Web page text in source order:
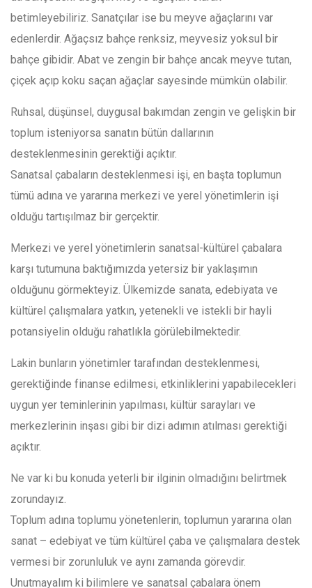
betimleyebiliriz. Sanatçılar ise bu meyve ağaçlarını var
edenlerdir. Ağaçsız bahçe renksiz, meyvesiz yoksul bir
bahçe gibidir. Abat ve zengin bir bahçe ancak meyve tutan,
çiçek açıp koku saçan ağaçlar sayesinde mümkün olabilir.
Ruhsal, düşünsel, duygusal bakımdan zengin ve gelişkin bir
toplum isteniyorsa sanatın bütün dallarının
desteklenmesinin gerektiği açıktır.
Sanatsal çabaların desteklenmesi işi, en başta toplumun
tümü adına ve yararına merkezi ve yerel yönetimlerin işi
olduğu tartışılmaz bir gerçektir.
Merkezi ve yerel yönetimlerin sanatsal-kültürel çabalara
karşı tutumuna baktığımızda yetersiz bir yaklaşımın
olduğunu görmekteyiz. Ülkemizde sanata, edebiyata ve
kültürel çalışmalara yatkın, yetenekli ve istekli bir hayli
potansiyelin olduğu rahatlıkla görülebilmektedir.
Lakin bunların yönetimler tarafından desteklenmesi,
gerektiğinde finanse edilmesi, etkinliklerini yapabilecekleri
uygun yer teminlerinin yapılması, kültür sarayları ve
merkezlerinin inşası gibi bir dizi adımın atılması gerektiği
açıktır.
Ne var ki bu konuda yeterli bir ilginin olmadığını belirtmek
zorundayız.
Toplum adına toplumu yönetenlerin, toplumun yararına olan
sanat – edebiyat ve tüm kültürel çaba ve çalışmalara destek
vermesi bir zorunluluk ve aynı zamanda görevdir.
Unutmayalım ki bilimlere ve sanatsal çabalara önem